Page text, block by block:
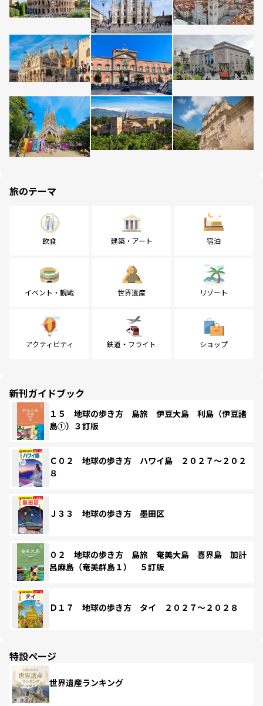
旅のテーマ
飲食 建築・アート 宿泊
イベント・観戦 世界遺産 リゾート
アクティビティ 鉄道・フライト ショップ
新刊ガイドブック
１５ 地球の歩き方 島旅 伊豆大島 利島（伊豆諸
島①）３訂版
Ｃ０２ 地球の歩き方 ハワイ島 ２０２７～２０２
８
Ｊ３３ 地球の歩き方 墨田区
０２ 地球の歩き方 島旅 奄美大島 喜界島 加計
呂麻島（奄美群島１） ５訂版
Ｄ１７ 地球の歩き方 タイ ２０２７～２０２８
特設ページ
世界遺産ランキング